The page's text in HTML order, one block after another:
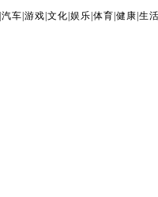
汽车 游戏 文化 娱乐 体育 健康 生活